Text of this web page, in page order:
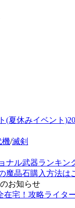
(夏休みイベント
機/滅剣
ナル武器ランキン
魔晶石購入方法は
お知らせ
在宅！攻略ライタ